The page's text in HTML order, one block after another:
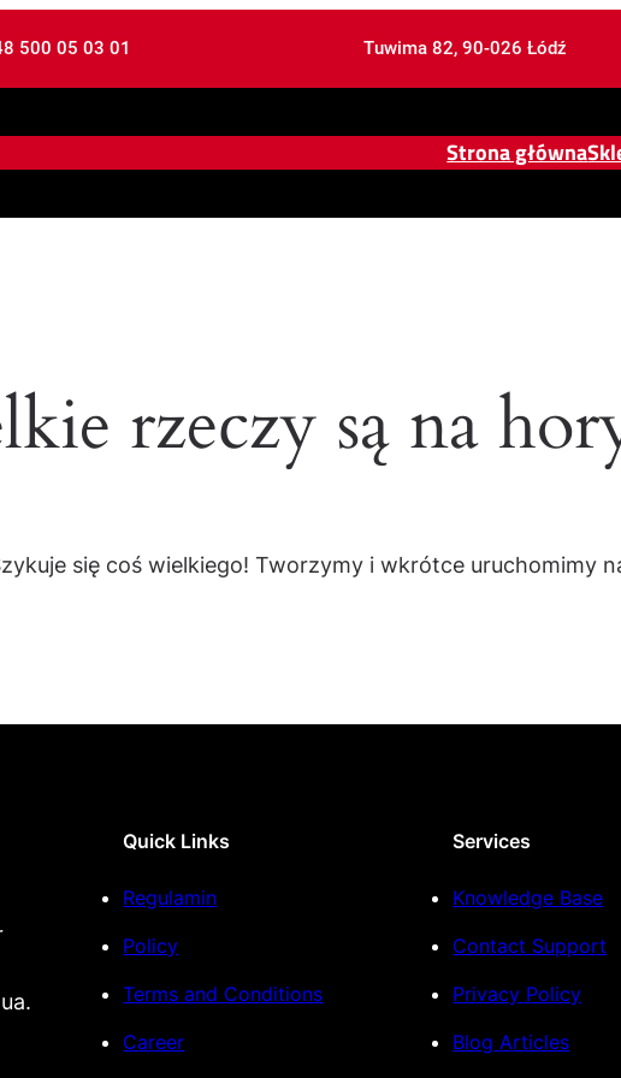
500 05 03 01 Tuwima 82, 90-026 Łódź
Strona główna
rzeczy są na
się coś wielkiego! Tworzymy i wkrótce uruchomimy
Quick Links
Regulamin
Policy
Terms and Conditions
Career
Services
Knowledge Base
Contact Support
Privacy Policy
Blog Articles